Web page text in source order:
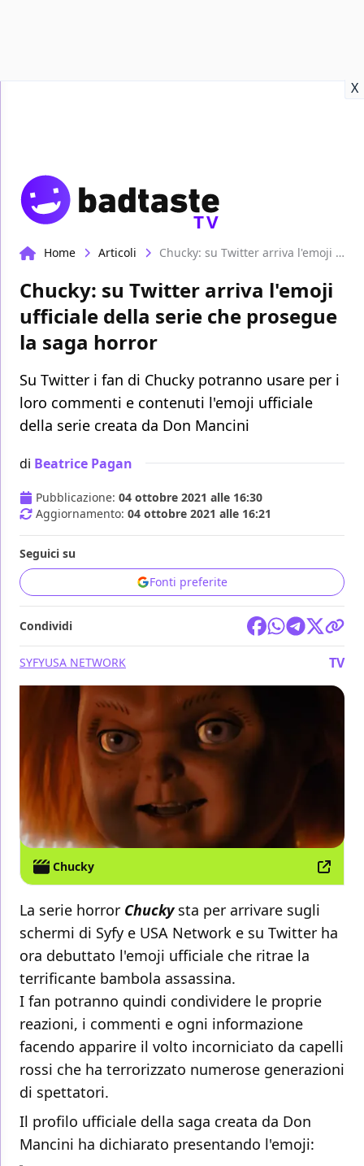
X
TV
Home Articoli Chucky: su Twitter arriva l'emoji ufficiale della serie che prosegue la saga horror
Chucky: su Twitter arriva l'emoji
ufficiale della serie che prosegue
la saga horror
Su Twitter i fan di Chucky potranno usare per i
loro commenti e contenuti l'emoji ufficiale
della serie creata da Don Mancini
di Beatrice Pagan
Pubblicazione: 04 ottobre 2021 alle 16:30
Aggiornamento: 04 ottobre 2021 alle 16:21
Seguici su
Fonti preferite
Condividi
SYFYUSA NETWORK TV
Chucky
La serie horror Chuckysta per arrivare sugli
schermi di Syfy e USA Network e su Twitter ha
ora debuttato l'emoji ufficiale che ritrae la
terrificante bambola assassina.
I fan potranno quindi condividere le proprie
reazioni, i commenti e ogni informazione
facendo apparire il volto incorniciato da capelli
rossi che ha terrorizzato numerose generazioni
di spettatori.
Il profilo ufficiale della saga creata da Don
Mancini ha dichiarato presentando l'emoji: